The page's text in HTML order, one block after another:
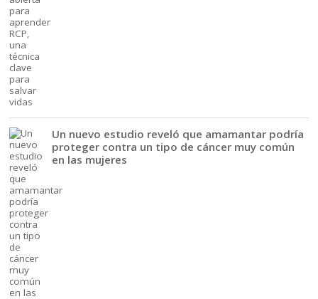
Un nuevo estudio reveló que amamantar podría
proteger contra un tipo de cáncer muy común
en las mujeres